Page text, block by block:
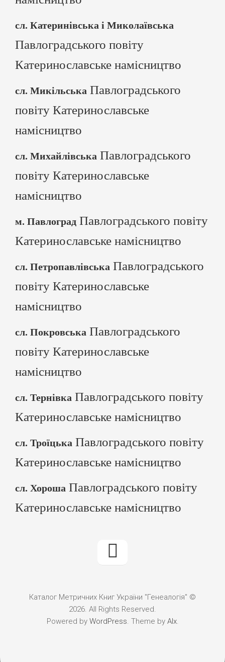
сл. Катеринівська і Миколаївська
Павлоградського повіту
Катеринославське намісництво
сл. Микільська Павлоградського
повіту Катеринославське
намісництво
сл. Михайлівська Павлоградського
повіту Катеринославське
намісництво
м. Павлоград Павлоградського повіту
Катеринославське намісництво
сл. Петропавлівська Павлоградського
повіту Катеринославське
намісництво
сл. Покровська Павлоградського
повіту Катеринославське
намісництво
сл. Тернівка Павлоградського повіту
Катеринославське намісництво
сл. Троїцька Павлоградського повіту
Катеринославське намісництво
сл. Хороша Павлоградського повіту
Катеринославське намісництво
Каталог Метричних Книг України "Генеалогія" ©
2026. All Rights Reserved.
Powered by WordPress. Theme by Alx.